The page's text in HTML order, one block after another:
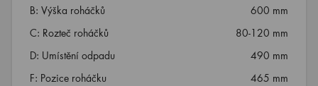
B: Výška roháčků
600 mm
C: Rozteč roháčků
80-120 mm
D: Umístění odpadu
490 mm
F: Pozice roháčku
465 mm